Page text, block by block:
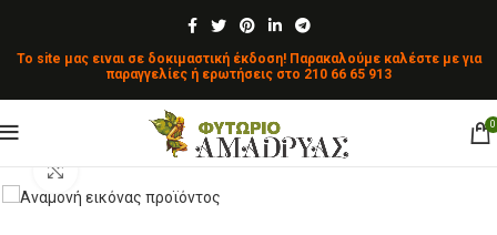
To site μας ειναι σε δοκιμαστική έκδοση! Παρακαλούμε καλέστε με για
παραγγελίες ή ερωτήσεις στο 210 66 65 913
0